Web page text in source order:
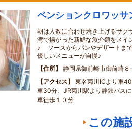
ペンションクロワッサ
朝は人数に合わせ焼き上げるサク
湾で揚がった新鮮な魚介類をメイ
♪ ソースからパンやデザートま
優しいメニューが自慢♪
住所
静岡県御前崎市御前崎８
アクセス
東名菊川ICより車
車30分、JR菊川駅より静鉄バス
車徒歩１０分
この施